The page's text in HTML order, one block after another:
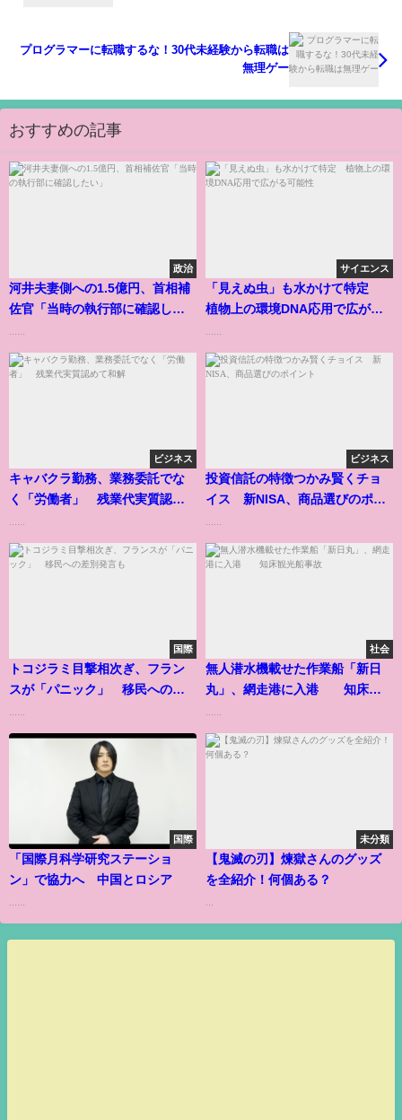
プログラマーに転職するな！30代未経験から転職は
無理ゲー
おすすめの記事
政治
河井夫妻側への1.5億円、首相補
佐官「当時の執行部に確認した
サイエンス
「見えぬ虫」も水かけて特定
植物上の環境DNA応用で広がる
ビジネス
キャバクラ勤務、業務委託でな
く「労働者」 残業代実質認め
ビジネス
投資信託の特徴つかみ賢くチョ
イス 新NISA、商品選びのポイ
国際
トコジラミ目撃相次ぎ、フラン
スが「パニック」 移民への差
社会
無人潜水機載せた作業船「新日
丸」、網走港に入港 知床観
国際
「国際月科学研究ステーショ
ン」で協力へ 中国とロシア
未分類
【鬼滅の刃】煉獄さんのグッズ
を全紹介！何個ある？